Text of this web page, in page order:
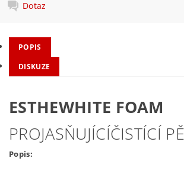
Dotaz
POPIS
DISKUZE
ESTHEWHITE FOAM
PROJASŇUJÍCÍČISTÍCÍ
Popis: